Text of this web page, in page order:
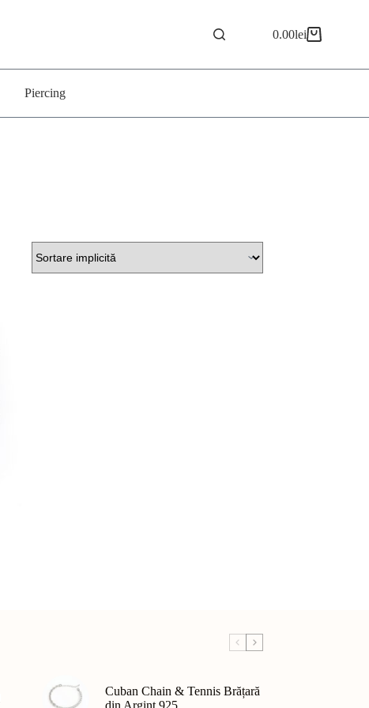
Coș
cumpărături
0.00lei
Piercing
Cuban Chain & Tennis Brățară